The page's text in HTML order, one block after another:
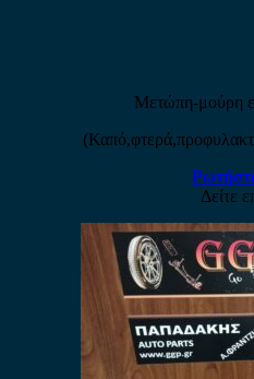
Μετώπη-μούρη
Δείτε